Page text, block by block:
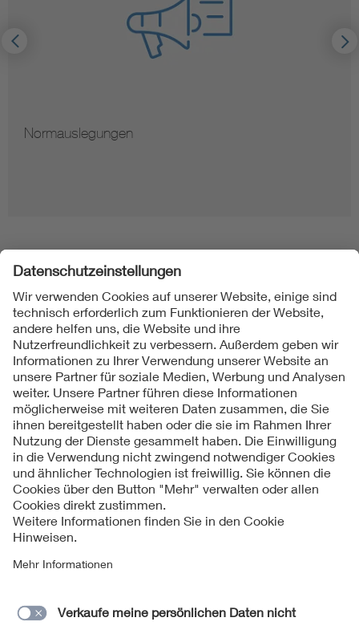
Hinweise zur Vervielfältigung von Normen
Folgen Sie uns
Kontakt
Impressum
Datenschutzinformationen
Cookie Hinweise
Compliance
Jahresarchiv